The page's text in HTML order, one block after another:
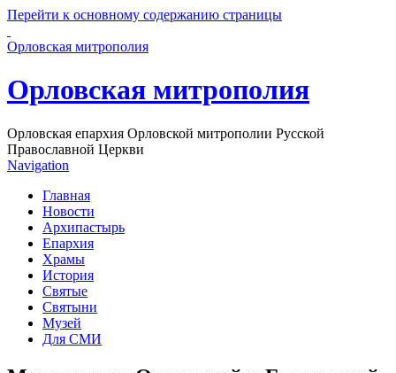
Перейти к основному содержанию страницы
Орловская митрополия
Орловская митрополия
Орловская епархия Орловской митрополии Русской
Православной Церкви
Navigation
Главная
Новости
Архипастырь
Епархия
Храмы
История
Святые
Святыни
Музей
Для СМИ